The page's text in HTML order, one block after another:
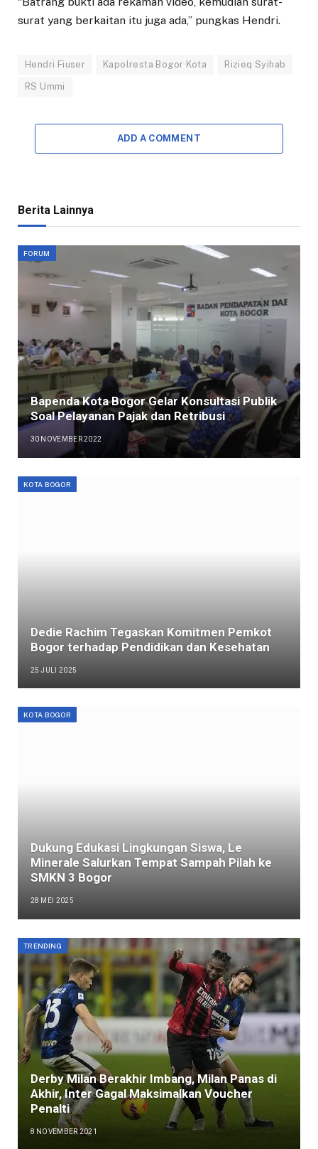
surat yang berkaitan itu juga ada,” pungkas Hendri.
Hendri Fiuser Kapolresta Bogor Kota Rizieq Syihab
RS Ummi
ADD A COMMENT
Berita Lainnya
FORUM
Bapenda Kota Bogor Gelar Konsultasi Publik
Soal Pelayanan Pajak dan Retribusi
30 NOVEMBER 2022
KOTA BOGOR
Dedie Rachim Tegaskan Komitmen Pemkot
Bogor terhadap Pendidikan dan Kesehatan
25 JULI 2025
KOTA BOGOR
Dukung Edukasi Lingkungan Siswa, Le
Minerale Salurkan Tempat Sampah Pilah ke
SMKN 3 Bogor
28 MEI 2025
TRENDING
Derby Milan Berakhir Imbang, Milan Panas di
Akhir, Inter Gagal Maksimalkan Voucher
Penalti
8 NOVEMBER 2021